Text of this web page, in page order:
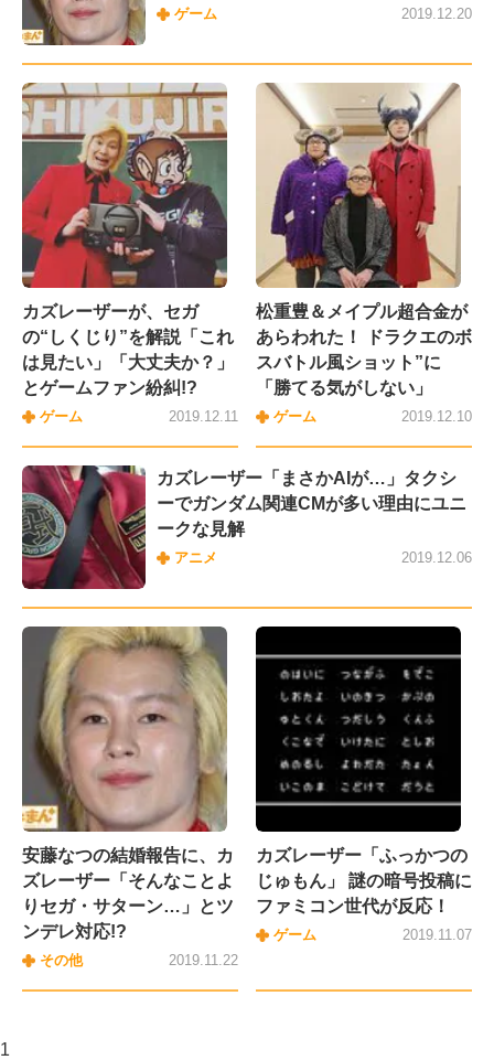
ゲーム 2019.12.20
カズレーザーが、セガ
の“しくじり”を解説「これ
は見たい」「大丈夫か？」
とゲームファン紛糾!?
ゲーム 2019.12.11
松重豊＆メイプル超合金が
あらわれた！ ドラクエのボ
スバトル風ショット”に
「勝てる気がしない」
ゲーム 2019.12.10
カズレーザー「まさかAIが…」タクシ
ーでガンダム関連CMが多い理由にユニ
ークな見解
アニメ 2019.12.06
安藤なつの結婚報告に、カ
ズレーザー「そんなことよ
りセガ・サターン…」とツ
ンデレ対応!?
その他 2019.11.22
カズレーザー「ふっかつの
じゅもん」 謎の暗号投稿に
ファミコン世代が反応！
ゲーム 2019.11.07
1